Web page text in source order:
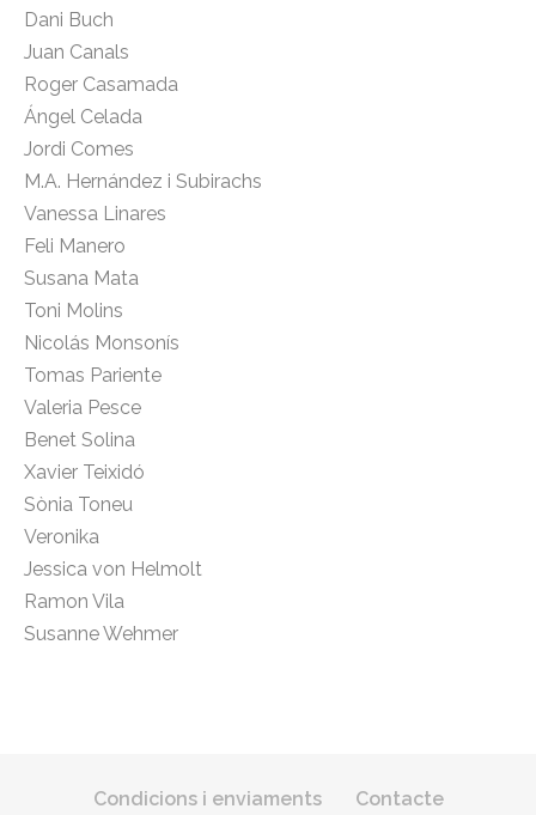
Dani Buch
Juan Canals
Roger Casamada
Ángel Celada
Jordi Comes
M.A. Hernández i Subirachs
Vanessa Linares
Feli Manero
Susana Mata
Toni Molins
Nicolás Monsonís
Tomas Pariente
Valeria Pesce
Benet Solina
Xavier Teixidó
Sònia Toneu
Veronika
Jessica von Helmolt
Ramon Vila
Susanne Wehmer
Condicions i enviaments Contacte